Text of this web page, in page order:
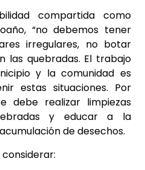
compartida como
“no debemos tener
irregulares, no botar
las quebradas. El trabajo
y la comunidad es
estas situaciones. Por
debe realizar limpiezas
y educar a la
de desechos.